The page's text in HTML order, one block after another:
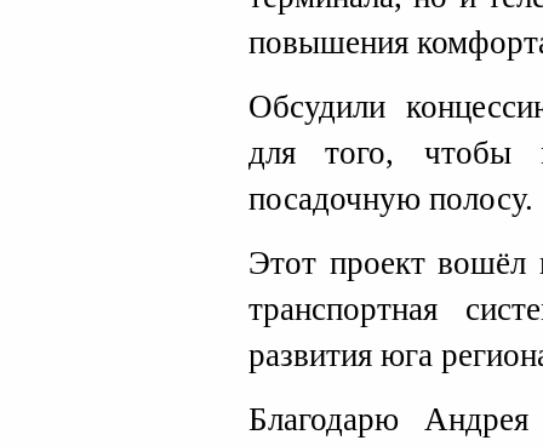
повышения
Обсудили
для того, чтобы
посадочную полосу.
Этот проект вошёл
транспортная
развития юга
Благодарю